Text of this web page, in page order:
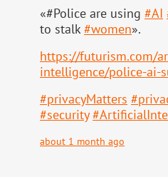
«#Police are using #AI
to stalk#women».
https://futurism.com/
intelligence/police-ai-
#privacyMatters #
#security #
about 1 month ago